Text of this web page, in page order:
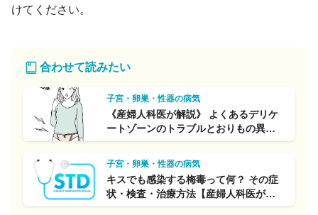
けてください。
合わせて読みたい
子宮・卵巣・性器の病気
《産婦人科医が解説》 よくあるデリケ
ートゾーンのトラブルとおりもの異常
の対処法
子宮・卵巣・性器の病気
キスでも感染する梅毒って何？ その症
状・検査・治療方法【産婦人科医が解
説】